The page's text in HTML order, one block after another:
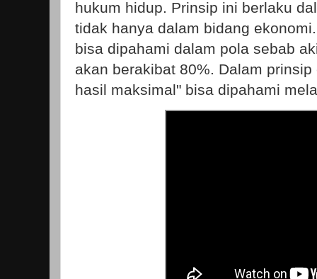
hukum hidup. Prinsip ini berlaku
tidak hanya dalam bidang
bisa dipahami dalam pola sebab
akan berakibat 80%. Dalam
hasil maksimal" bisa dipahami